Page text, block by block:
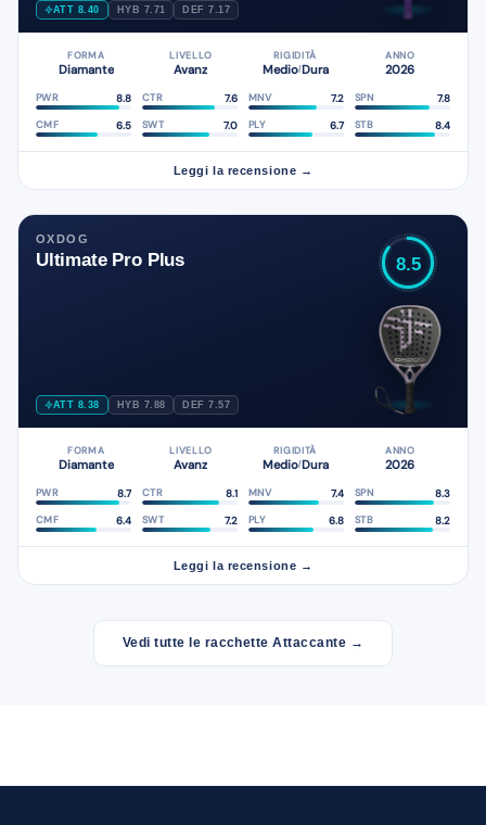
ATT 8.40 HYB 7.71 DEF 7.17
FORMA
Diamante
LIVELLO
Avanz
RIGIDITÀ
Medio/Dura
ANNO
2026
PWR 8.8 CTR 7.6 MNV 7.2 SPN 7.8
CMF 6.5 SWT 7.0 PLY 6.7 STB 8.4
Leggi la recensione →
OXDOG
Ultimate Pro Plus
ATT 8.38 HYB 7.88 DEF 7.57
8.5
FORMA
Diamante
LIVELLO
Avanz
RIGIDITÀ
Medio/Dura
ANNO
2026
PWR 8.7 CTR 8.1 MNV 7.4 SPN 8.3
CMF 6.4 SWT 7.2 PLY 6.8 STB 8.2
Leggi la recensione →
Vedi tutte le racchette Attaccante →